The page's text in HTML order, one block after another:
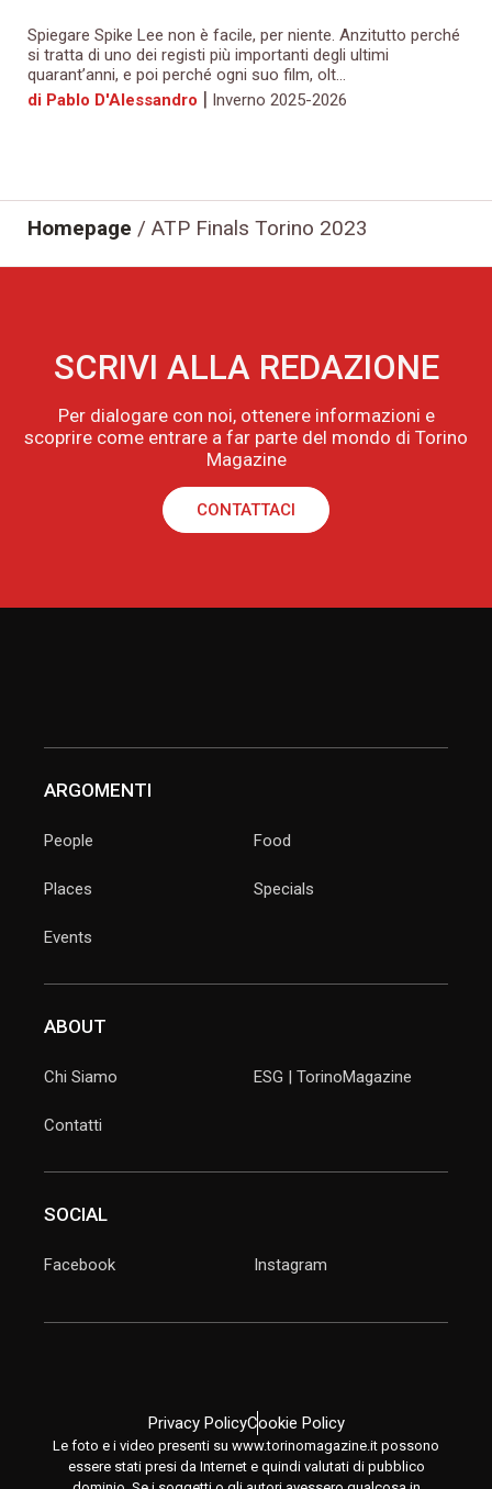
Spiegare Spike Lee non è facile, per niente. Anzitutto perché
si tratta di uno dei registi più importanti degli ultimi
quarant’anni, e poi perché ogni suo film, olt...
di Pablo D'Alessandro | Inverno 2025-2026
Homepage / ATP Finals Torino 2023
SCRIVI ALLA REDAZIONE
Per dialogare con noi, ottenere informazioni e
scoprire come entrare a far parte del mondo di Torino
Magazine
CONTATTACI
ARGOMENTI
People
Places
Events
Food
Specials
ABOUT
Chi Siamo
Contatti
ESG | TorinoMagazine
SOCIAL
Facebook Instagram
Privacy PolicyCookie Policy
Le foto e i video presenti su www.torinomagazine.it possono
essere stati presi da Internet e quindi valutati di pubblico